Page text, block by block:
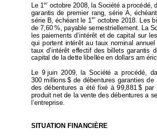
Le 1 er octobre 2008, la Société a procédé,
garantis de premier rang, série A, éché
série B, échéant le 1 er octobre 2018. Les
de 7,60 %, payable semestriellement. La
les paiements d’intérêt et de capital sur le
qui portent intérêt au taux nominal ann
taux d’intérêt effectif des billets garantis
capital de la dette libellée en dollars am
Le 9 juin 2009, la Société a procédé,
300 millions $ de débentures garanties de
des débentures a été fixé à 99,881 $ par
produit net de la vente des débentures a
l’entreprise.
SITUATION FINANCIÈRE